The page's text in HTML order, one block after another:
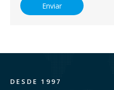
Enviar
DESDE 1997